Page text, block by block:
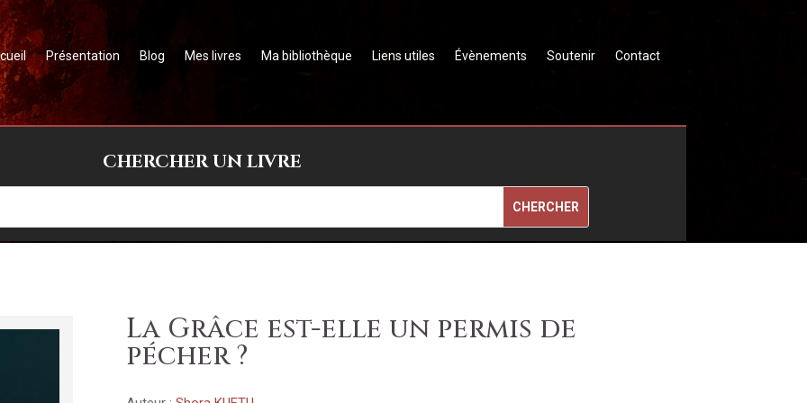
Présentation Blog Mes livres Ma bibliothèque Liens utiles Évènements Soutenir Contact
CHERCHER UN LIVRE
La Grâce est-elle un permis de
pécher ?